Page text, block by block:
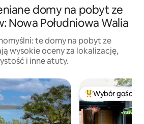
domy na pobyt ze
Nowa Południowa Walia
te domy na pobyt ze
wysokie oceny za lokalizację,
i inne atuty.
Wybór gości